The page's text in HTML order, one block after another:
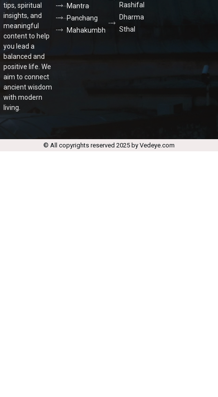
tips, spiritual
insights, and
meaningful
content to help
you lead a
balanced and
positive life. We
aim to connect
ancient wisdom
with modern
living.
Mantra
Panchang
Mahakumbh
Rashifal
Dharma
Sthal
© All copyrights reserved 2025 by Vedeye.com